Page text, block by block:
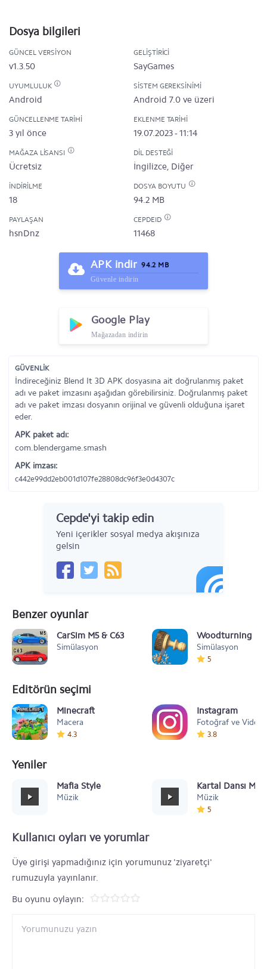
Dosya bilgileri
GÜNCEL VERSIYON
v1.3.50
GELIŞTIRICI
SayGames
UYUMLULUK
Android
SISTEM GEREKSINIMI
Android 7.0 ve üzeri
GÜNCELLENME TARIHI
3 yıl önce
EKLENME TARIHI
19.07.2023 - 11:14
MAĞAZA LISANSI
Ücretsiz
DIL DESTEĞI
İngilizce, Diğer
İNDIRILME
18
DOSYA BOYUTU
94.2 MB
PAYLAŞAN
hsnDnz
CEPDEID
11468
APK indir 94.2 MB
Güvenle indirin
Google Play
Mağazadan indirin
GÜVENLİK
İndireceğiniz Blend It 3D APK dosyasına ait doğrulanmış paket
adı ve paket imzasını aşağıdan görebilirsiniz. Doğrulanmış paket
adı ve paket imzası dosyanın orijinal ve güvenli olduğuna işaret
eder.
APK paket adı:
com.blendergame.smash
APK imzası:
c442e99dd2eb001d107fe28808dc96f3e0d4307c
Cepde'yi takip edin
Yeni içerikler sosyal medya akışınıza
gelsin
Benzer oyunlar
CarSim M5 & C63
Simülasyon
Woodturning
Simülasyon
5
Editörün seçimi
Minecraft
Macera
4.3
Instagram
Fotoğraf ve Video
3.8
Yeniler
Mafia Style
Müzik
Kartal Dansı
Müzik
5
Kullanıcı oyları ve yorumlar
Üye girişi yapmadığınız için yorumunuz 'ziyaretçi'
rumuzuyla yayınlanır.
Bu oyunu oylayın: